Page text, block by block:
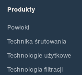
Produkty
Powłoki
Technika śrutowania
Technologie użytkowe
Technologia filtracji